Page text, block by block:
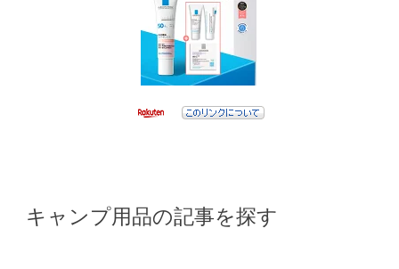
キャンプ用品の記事を探す